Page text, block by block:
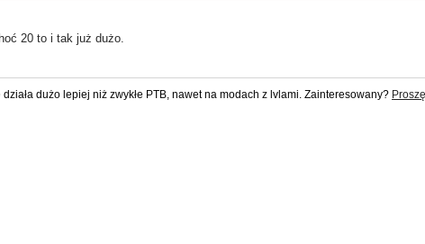
20 to i tak już dużo.
dużo lepiej niż zwykłe PTB, nawet na modach z lvlami. Zainteresowany?